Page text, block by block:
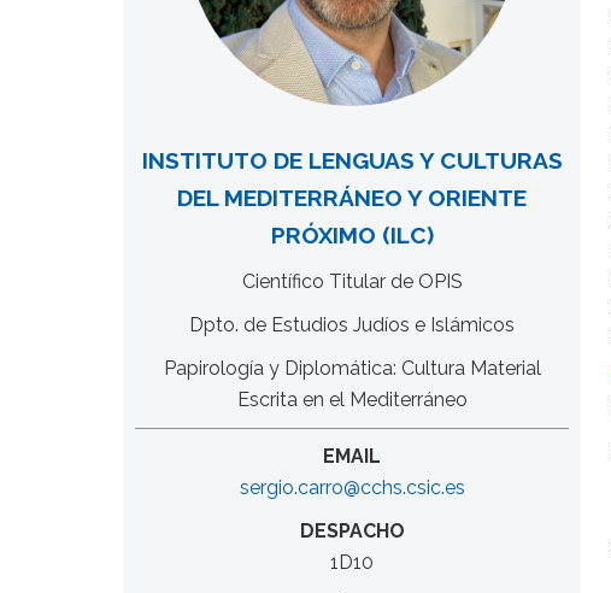
INSTITUTO DE LENGUAS Y CULTURAS
DEL MEDITERRÁNEO Y ORIENTE
PRÓXIMO (ILC)
Científico Titular de OPIS
Dpto. de Estudios Judíos e Islámicos
Papirología y Diplomática: Cultura Material
Escrita en el Mediterráneo
EMAIL
sergio.carro@cchs.csic.es
DESPACHO
1D10